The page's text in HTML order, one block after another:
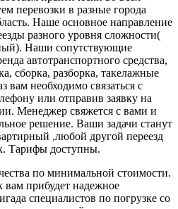
перевозки в разные города
Наше основное направление
разного уровня сложности(
Наши сопутствующие
автотранспортного средства,
сборка, разборка, такелажные
вам необходимо связаться с
или отправив заявку на
Менеджер свяжется с вами и
решение. Ваши задачи станут
,любой другой переезд
Тарифы доступны.
по минимальной стоимости.
вам прибудет надежное
специалистов по погрузке со